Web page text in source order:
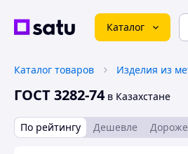
Каталог
Каталог товаров
ГОСТ 3282-74 в Казахстане
По рейтингу Дешевле Дороже